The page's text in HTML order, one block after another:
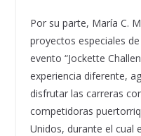
Por su parte, María C.
proyectos especiales
evento “Jockette
experiencia diferente,
disfrutar las carreras
competidoras
Unidos, durante el cual